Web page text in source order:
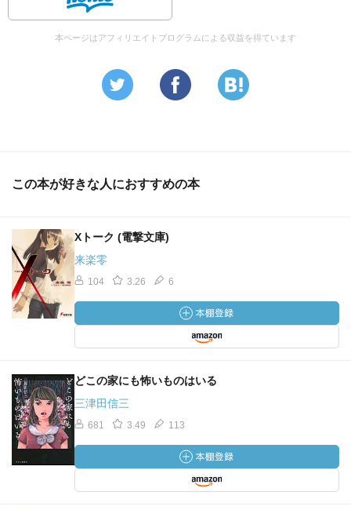
本ページはアフィリエイトプログラムによる収益を得ています
この本が好きな人におすすめの本
Xトーク (電撃文庫)
来楽零
104 3.26 6
どこの家にも怖いものはいる
三津田信三
681 3.49 113